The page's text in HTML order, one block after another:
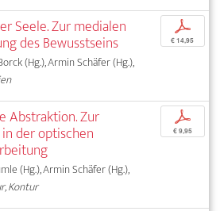
Seele. Zur medialen
des Bewusstseins
(Hg.), Armin Schäfer (Hg.),
p
€ 14,95
Abstraktion. Zur
der optischen
(Hg.), Armin Schäfer (Hg.),
Kontur
p
€ 9,95